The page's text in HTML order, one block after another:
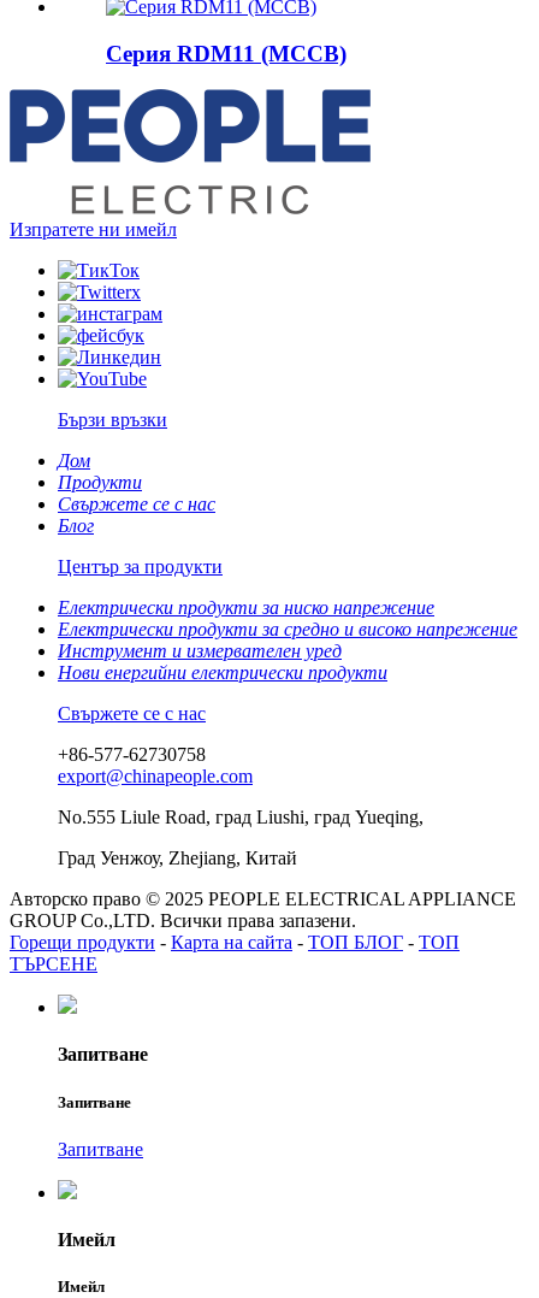
Серия RDM11 (MCCB)
Изпратете ни имейл
Бързи връзки
Дом
Продукти
Свържете се с нас
Блог
Център за продукти
Електрически продукти за ниско напрежение
Електрически продукти за средно и високо напрежение
Инструмент и измервателен уред
Нови енергийни електрически продукти
Свържете се с нас
+86-577-62730758
export@chinapeople.com
No.555 Liule Road, град Liushi, град Yueqing,
Град Уенжоу, Zhejiang, Китай
Авторско право © 2025 PEOPLE ELECTRICAL APPLIANCE
GROUP Co.,LTD. Всички права запазени.
Горещи продукти - Карта на сайта - ТОП БЛОГ - ТОП
ТЪРСЕНЕ
Запитване
Запитване
Запитване
Имейл
Имейл